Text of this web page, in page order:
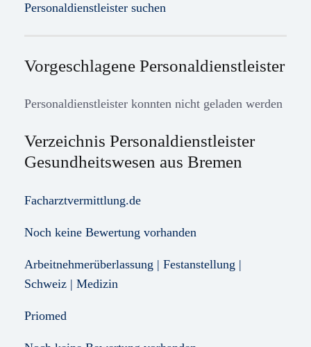
Personaldienstleister suchen
Vorgeschlagene Personaldienstleister
Personaldienstleister konnten nicht geladen werden
Verzeichnis Personaldienstleister
Gesundheitswesen aus Bremen
Facharztvermittlung.de
Noch keine Bewertung vorhanden
Arbeitnehmerüberlassung | Festanstellung |
Schweiz | Medizin
Priomed